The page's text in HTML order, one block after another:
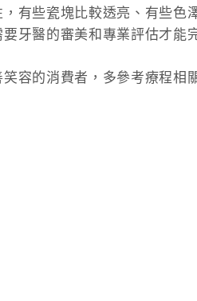
有些瓷塊比較透亮、有些
牙醫的審美和專業評估才能
容的消費者，多參考療程